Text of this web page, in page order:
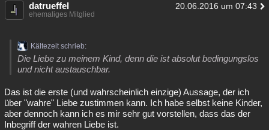
datrueffel 20.06.2016 um 07:43
ehemaliges Mitglied
Kältezeit schrieb:
Die Liebe zu meinem Kind, denn die ist absolut bedingungslos
und nicht austauschbar.
Das ist die erste (und wahrscheinlich einzige) Aussage, der ich
über "wahre" Liebe zustimmen kann. Ich habe selbst keine Kinder,
aber dennoch kann ich es mir sehr gut vorstellen, dass das der
Inbegriff der wahren Liebe ist.